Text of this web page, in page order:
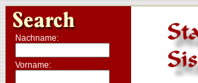
Nachname:
Vorname: